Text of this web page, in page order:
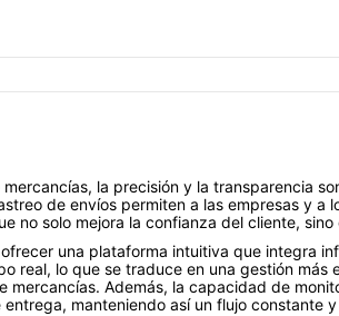
la precisión y la transparencia
de envíos permiten a las empresas y
no solo mejora la confianza del cliente,
una plataforma intuitiva que integra
real, lo que se traduce en una gestión
mercancías. Además, la capacidad de
manteniendo así un flujo constante